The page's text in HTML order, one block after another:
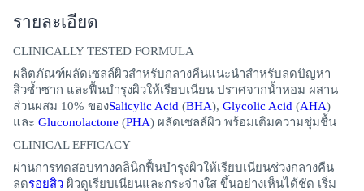
รายละเอียด
CLINICALLY TESTED FORMULA
ผลิตภัณฑ์ผลัดเซลล์ผิวสำหรับกลางคืนแนะนำสำหรับลดปัญหา
สิวซ้ำซาก และฟื้นบำรุงผิวให้เรียบเนียน ปราศจากน้ำหอม ผสาน
ส่วนผสม 10% ของSalicylic Acid (BHA), Glycolic Acid (AHA)
และ Gluconolactone (PHA) ผลัดเซลล์ผิว พร้อมเติมความชุ่มชื้น
CLINICAL EFFICACY
ผ่านการทดสอบทางคลินิกฟื้นบำรุงผิวให้เรียบเนียนช่วงกลางคืน
ลดรอยสิว ผิวดูเรียบเนียนและกระจ่างใส ขึ้นอย่างเห็นได้ชัด เริ่ม